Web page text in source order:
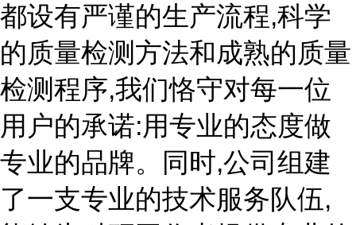
都设有严谨的生产流程,科学
的质量检测方法和成熟的质量
检测程序,我们恪守对每一位
用户的承诺:用专业的态度做
专业的品牌。同时,公司组建
了一支专业的技术服务队伍,